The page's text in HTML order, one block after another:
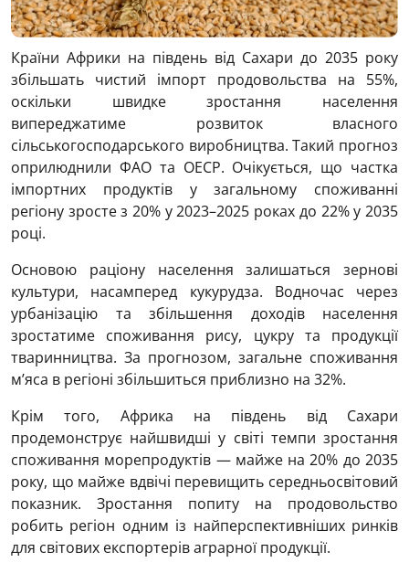
Країни Африки на південь від Сахари до 2035 року
збільшать чистий імпорт продовольства на 55%,
оскільки швидке зростання населення
випереджатиме розвиток власного
сільськогосподарського виробництва. Такий прогноз
оприлюднили ФАО та ОЕСР. Очікується, що частка
імпортних продуктів у загальному споживанні
регіону зросте з 20% у 2023–2025 роках до 22% у 2035
році.
Основою раціону населення залишаться зернові
культури, насамперед кукурудза. Водночас через
урбанізацію та збільшення доходів населення
зростатиме споживання рису, цукру та продукції
тваринництва. За прогнозом, загальне споживання
м’яса в регіоні збільшиться приблизно на 32%.
Крім того, Африка на південь від Сахари
продемонструє найшвидші у світі темпи зростання
споживання морепродуктів — майже на 20% до 2035
року, що майже вдвічі перевищить середньосвітовий
показник. Зростання попиту на продовольство
робить регіон одним із найперспективніших ринків
для світових експортерів аграрної продукції.